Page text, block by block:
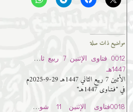
مواضيع ذات صلة
0012 فتاوى الإثنين 7 ربيع ثاني
1447هـ
الأثنين 7 ربيع الثاني 1447هـ 29-9-2025م
في "فـتـاوى 1447هـ"
0018فتاوى الإثنين 11 شوال